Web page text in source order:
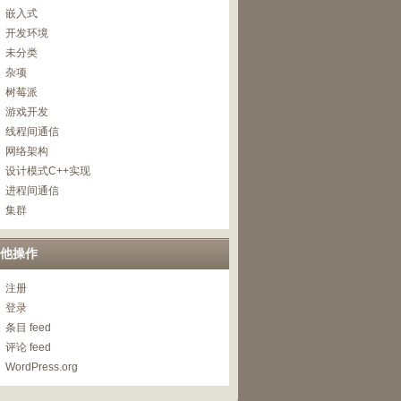
嵌入式
开发环境
未分类
杂项
树莓派
游戏开发
线程间通信
网络架构
设计模式C++实现
进程间通信
集群
操作
注册
登录
条目 feed
评论 feed
WordPress.org